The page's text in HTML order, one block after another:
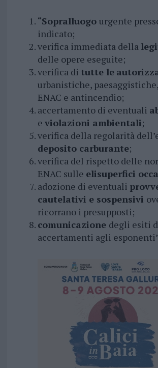
“Sopralluogo urgente
indicato;
verifica immediata della
delle opere eseguite;
verifica di tutte le
urbanistiche,
ENAC e antincendio;
accertamento di eventuali
e violazioni ambientali;
verifica della regolarità
deposito carburante;
verifica del rispetto delle
ENAC sulle elisuperfici
adozione di eventuali
cautelativi e sospensivi
ricorrano i presupposti;
comunicazione degli esiti
accertamenti agli